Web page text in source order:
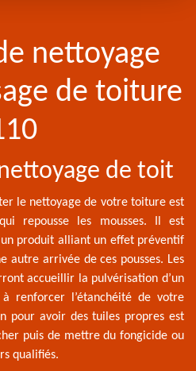
nettoyage
de toiture
de toit
le nettoyage de votre toiture est
repousse les mousses. Il est
un produit alliant un effet préventif
autre arrivée de ces pousses. Les
accueillir la pulvérisation d’un
renforcer l’étanchéité de votre
pour avoir des tuiles propres est
puis de mettre du fongicide ou
qualifiés.